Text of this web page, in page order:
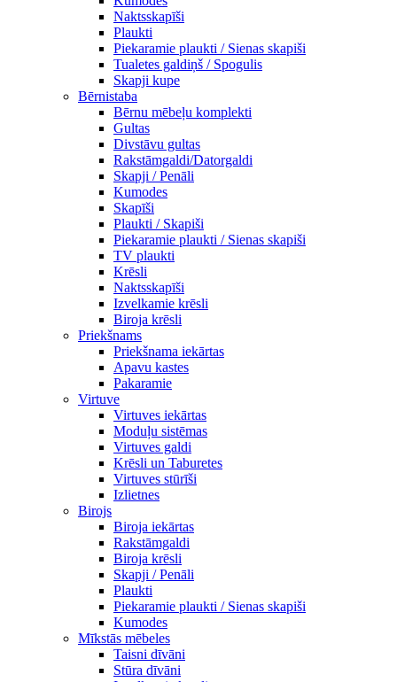
Naktsskapīši
Plaukti
Piekaramie plaukti / Sienas skapiši
Tualetes galdiņš / Spogulis
Skapji kupe
Bērnistaba
Bērnu mēbeļu komplekti
Gultas
Divstāvu gultas
Rakstāmgaldi/Datorgaldi
Skapji / Penāli
Kumodes
Skapīši
Plaukti / Skapiši
Piekaramie plaukti / Sienas skapiši
TV plaukti
Krēsli
Naktsskapīši
Izvelkamie krēsli
Biroja krēsli
Priekšnams
Priekšnama iekārtas
Apavu kastes
Pakaramie
Virtuve
Virtuves iekārtas
Moduļu sistēmas
Virtuves galdi
Krēsli un Taburetes
Virtuves stūrīši
Izlietnes
Birojs
Biroja iekārtas
Rakstāmgaldi
Biroja krēsli
Skapji / Penāli
Plaukti
Piekaramie plaukti / Sienas skapiši
Kumodes
Mīkstās mēbeles
Taisni dīvāni
Stūra dīvāni